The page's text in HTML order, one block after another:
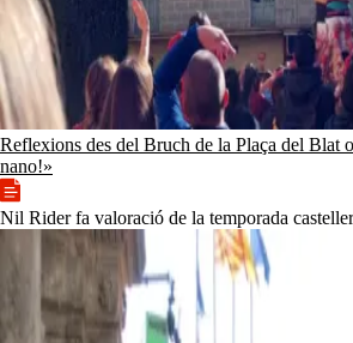
Reflexions des del Bruch de la Plaça del Blat
nano!»
Nil Rider fa valoració de la temporada